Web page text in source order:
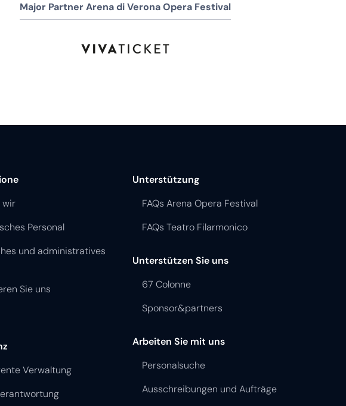
Major Partner Arena di Verona Opera Festival
wir
Personal
und administratives
Sie uns
Verwaltung
Unterstützung
FAQs Arena Opera Festival
FAQs Teatro Filarmonico
Unterstützen Sie uns
67 Colonne
Sponsor&partners
Arbeiten Sie mit uns
Personalsuche
Ausschreibungen und Aufträge